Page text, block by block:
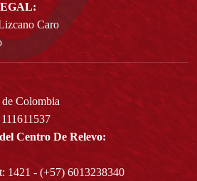
Caro
Colombia
Centro De Relevo:
1421 - (+57) 6013238340